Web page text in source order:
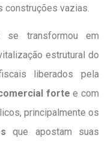
construções vazias.
transformou em
estrutural do
liberados pela
fortee com
principalmente os
que apostam suas